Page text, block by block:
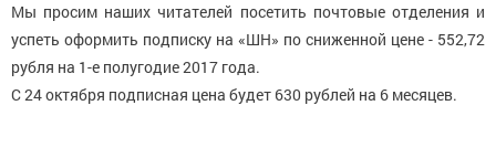
Мы просим наших читателей посетить почтовые отделения и
успеть оформить подписку на «ШН» по сниженной цене - 552,72
рубля на 1-е полугодие 2017 года.
С 24 октября подписная цена будет 630 рублей на 6 месяцев.